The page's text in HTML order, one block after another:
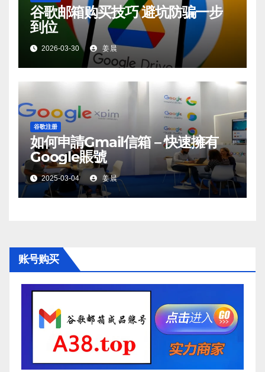
谷歌邮箱购买技巧 避坑防骗一步
到位
2026-03-30 姜晨
谷歌注册
如何申請Gmail信箱 – 快速擁有
Google賬號
2025-03-04 姜晨
账号购买